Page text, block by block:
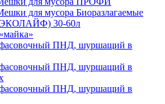
для мусора Биоразлагаемые
30-60л
ПНД, шуршащий в
ПНД, шуршащий в
ПНД, шуршащий в